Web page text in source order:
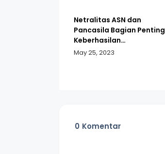
Netralitas ASN dan
Pancasila Bagian Penting
Keberhasilan
Penyelenggaraan Pemilu
May 25, 2023
0 Komentar